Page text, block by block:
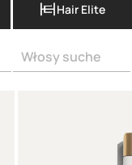
Hair Elite
Włosy suche